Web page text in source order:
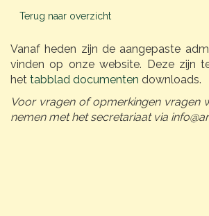
Terug naar overzicht
Vanaf heden zijn de aangepaste
vinden op onze website. Deze zijn
het tabblad documenten downloads.
Voor vragen of opmerkingen vragen
nemen met het secretariaat via